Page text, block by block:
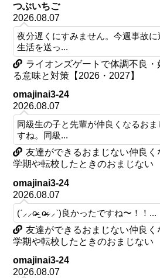
つぶいちご
2026.08.07
夜分遅くにすみません。今週事故
生活を送っ...
ライオンズゲートで体調不良
る意味と対策【2026・2027】
omajinai3-24
2026.08.07
同級生の子と先輩が仲良くなるお
すね。同級...
友達ができるおまじない仲良
学期や転校したときのおまじない
omajinai3-24
2026.08.07
(ˊ⸝⸝o̴̶̷ ̫ o̴̶̷⸝⸝ˋ)良かったですね〜！！...
友達ができるおまじない仲良
学期や転校したときのおまじない
omajinai3-24
2026.08.07